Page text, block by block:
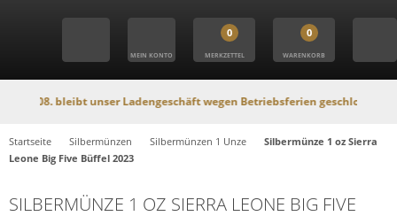
MEIN KONTO
0
MERKZETTEL
0
WARENKORB
bleibt unser Ladengeschäft wegen Betriebsferien geschlossen. In
Startseite Silbermünzen Silbermünzen 1 Unze
Silbermünze 1 oz Sierra
Leone Big Five Büffel 2023
SILBERMÜNZE 1 OZ SIERRA LEONE BIG FIVE